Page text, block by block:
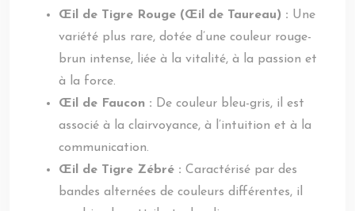
Œil de Tigre Rouge (Œil de Taureau) : Une
variété plus rare, dotée d’une couleur rouge-
brun intense, liée à la vitalité, à la passion et
à la force.
Œil de Faucon : De couleur bleu-gris, il est
associé à la clairvoyance, à l’intuition et à la
communication.
Œil de Tigre Zébré : Caractérisé par des
bandes alternées de couleurs différentes, il